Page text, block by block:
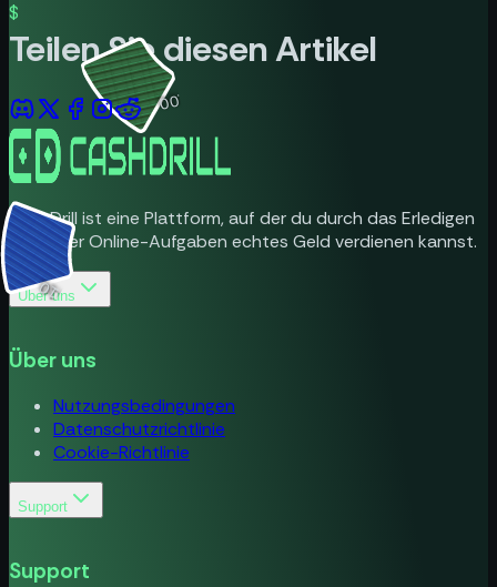
$5.00
$0.10
$
Teilen Sie diesen Artikel
CashDrill ist eine Plattform, auf der du durch das Erledigen
einfacher Online-Aufgaben echtes Geld verdienen kannst.
Über uns
Datenschutzrichtlinie
Über uns
Nutzungsbedingungen
Datenschutzrichtlinie
Cookie-Richtlinie
Support
Hilfe & Support
Support